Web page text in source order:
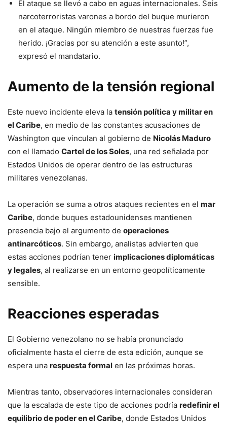
El ataque se llevó a cabo en aguas internacionales. Seis
narcoterroristas varones a bordo del buque murieron
en el ataque. Ningún miembro de nuestras fuerzas fue
herido. ¡Gracias por su atención a este asunto!”,
expresó el mandatario.
Aumento de la tensión regional
Este nuevo incidente eleva la tensión política y militar en
el Caribe, en medio de las constantes acusaciones de
Washington que vinculan al gobierno de Nicolás Maduro
con el llamado Cartel de los Soles, una red señalada por
Estados Unidos de operar dentro de las estructuras
militares venezolanas.
La operación se suma a otros ataques recientes en el mar
Caribe, donde buques estadounidenses mantienen
presencia bajo el argumento de operaciones
antinarcóticos. Sin embargo, analistas advierten que
estas acciones podrían tener implicaciones diplomáticas
y legales, al realizarse en un entorno geopolíticamente
sensible.
Reacciones esperadas
El Gobierno venezolano no se había pronunciado
oficialmente hasta el cierre de esta edición, aunque se
espera una respuesta formal en las próximas horas.
Mientras tanto, observadores internacionales consideran
que la escalada de este tipo de acciones podría redefinir el
equilibrio de poder en el Caribe, donde Estados Unidos